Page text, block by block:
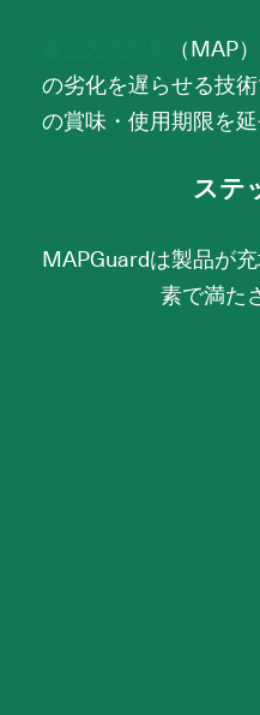
（MAP
の劣化を遅らせる技
の賞味・使用期限を
ステ
MAPGuardは製品が
素で満た